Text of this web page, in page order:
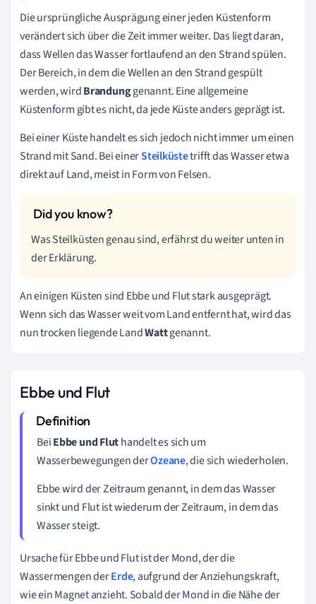
Die ursprüngliche Ausprägung einer jeden Küstenform
verändert sich über die Zeit immer weiter. Das liegt daran,
dass Wellen das Wasser fortlaufend an den Strand spülen.
Der Bereich, in dem die Wellen an den Strand gespült
werden, wirdBrandunggenannt. Eine allgemeine
Küstenform gibt es nicht, da jede Küste anders geprägt ist.
Bei einer Küste handelt es sich jedoch nicht immer um einen
Strand mit Sand. Bei einerSteilküstetrifft das Wasser etwa
direkt auf Land, meist in Form von Felsen.
Was Steilküsten genau sind, erfährst du weiter unten in
der Erklärung.
An einigen Küsten sind Ebbe und Flut stark ausgeprägt.
Wenn sich das Wasser weit vom Land entfernt hat, wird das
nun trocken liegende LandWattgenannt.
Ebbe und Flut
BeiEbbe und Fluthandelt es sich um
Wasserbewegungen derOzeane, die sich wiederholen.
Ebbe wird der Zeitraum genannt, in dem das Wasser
sinkt und Flut ist wiederum der Zeitraum, in dem das
Wasser steigt.
Ursache für Ebbe und Flut ist der Mond, der die
Wassermengen derErde, aufgrund der Anziehungskraft,
wie ein Magnet anzieht. Sobald der Mond in die Nähe der